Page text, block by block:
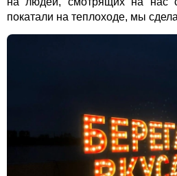
покатали на теплоходе, мы